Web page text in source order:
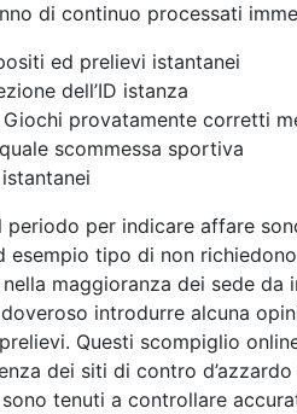
di continuo processati
ed prelievi istantanei
dell’ID istanza
Giochi provatamente corretti
scommessa sportiva
periodo per indicare affare
esempio tipo di non
maggioranza dei sede
introdurre alcuna
Questi scompiglio
dei siti di contro
tenuti a controllare